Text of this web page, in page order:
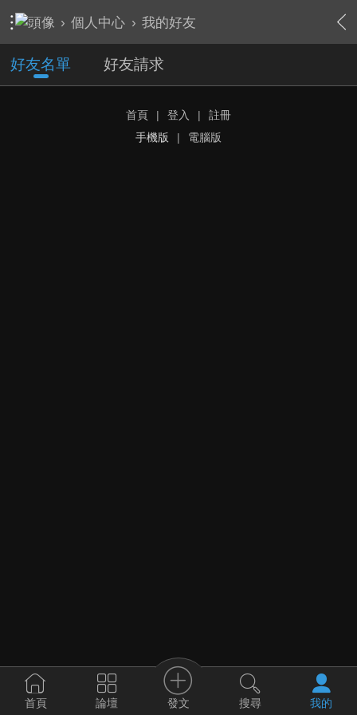
› 個人中心 › 我的好友
好友名單 好友請求
首頁 | 登入 |
註冊
手機版
| 電腦版
首頁 論壇 發文 搜尋 我的